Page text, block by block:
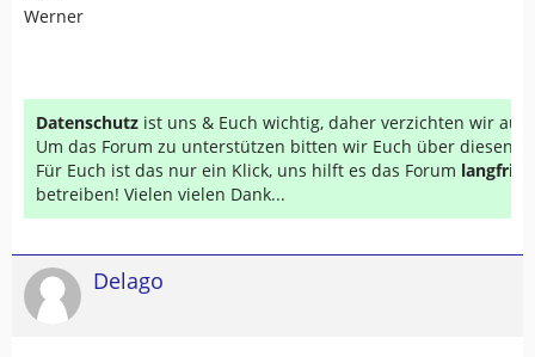
Werner
Datenschutz ist uns & Euch wichtig, daher verzichten wir auf
Um das Forum zu unterstützen bitten wir Euch über diesen
Für Euch ist das nur ein Klick, uns hilft es das Forum
betreiben! Vielen vielen Dank...
Delago